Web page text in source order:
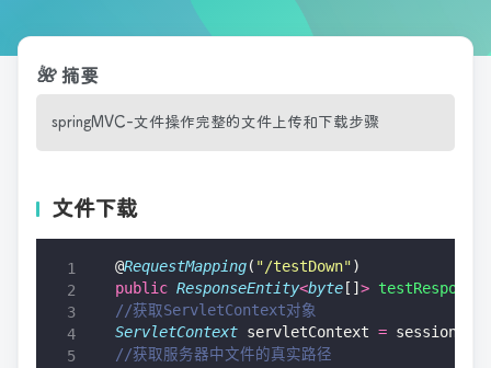
🌺摘要
springMVC-文件操作完整的文件上传和下载步骤
springMVC-文件操作完整的文件 上传和下载步骤
文件下载
@RequestMapping( "/testDown")
public ResponseEntity<byte [] >
//获取ServletContext对象
ServletContext servletContext = session.
//获取服务器中文件的真实路径